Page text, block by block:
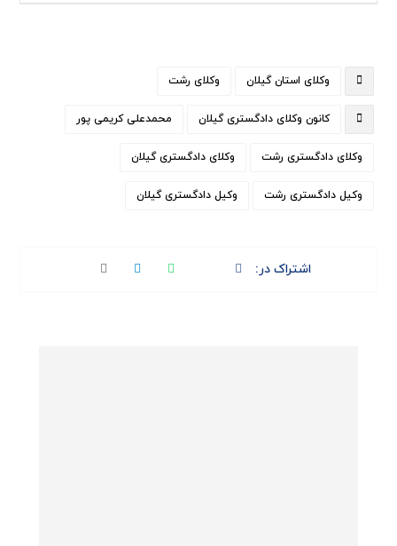
وکلای استان گیلان وکلای رشت
کانون وکلای دادگستری گیلان محمدعلی کریمی پور
وکلای دادگستری رشت وکلای دادگستری گیلان
وکیل دادگستری رشت وکیل دادگستری گیلان